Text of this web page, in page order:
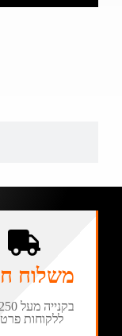
משלוח
ללקוחות